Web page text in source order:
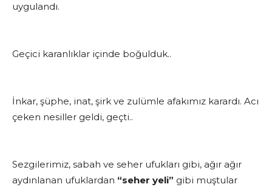
uygulandı.
Geçici karanlıklar içinde boğulduk..
İnkar, şüphe, inat, şirk ve zulümle afakımız karardı. Acı
çeken nesiller geldi, geçti..
Sezgilerimiz, sabah ve seher ufukları gibi, ağır ağır
aydınlanan ufuklardan “seher yeli” gibi muştular